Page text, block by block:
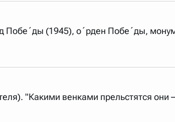
(1945), о´рден Побе´ды,
"Какими венками прельстятся они